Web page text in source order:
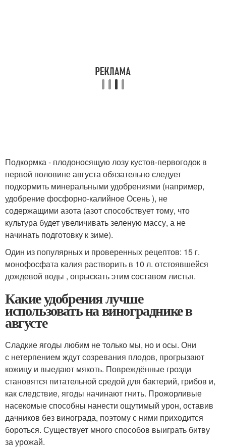
Подкормка - плодоносящую лозу кустов-первогодок в
первой половине августа обязательно следует
подкормить минеральными удобрениями (например,
удобрение фосфорно-калийное Осень ), не
содержащими азота (азот способствует тому, что
культура будет увеличивать зеленую массу, а не
начинать подготовку к зиме).
Один из популярных и проверенных рецептов: 15 г.
монофосфата калия растворить в 10 л. отстоявшейся
дождевой воды , опрыскать этим составом листья.
Какие удобрения лучше
использовать на винограднике в
августе
Сладкие ягоды любим не только мы, но и осы. Они
с нетерпением ждут созревания плодов, прогрызают
кожицу и выедают мякоть. Повреждённые грозди
становятся питательной средой для бактерий, грибов и,
как следствие, ягоды начинают гнить. Прожорливые
насекомые способны нанести ощутимый урон, оставив
дачников без винограда, поэтому с ними приходится
бороться. Существует много способов выиграть битву
за урожай.